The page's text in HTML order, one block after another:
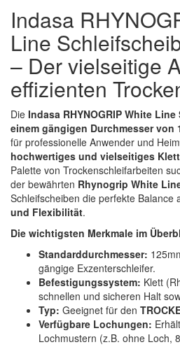
(1)
no-name
(1)
Novol
(3)
Prevost
(3)
Proma
(21)
Sia
(3)
Spectral
(5)
StarChem
Sundstrom
(4)
Troton
(2)
Wibeco
(1)
ZVG
Indasa
Line
– Der vielseitige
effizienten
Die Indasa RHYNOGRIP White
einem gängigen Durchmesser von
für professionelle Anwender und
hochwertiges und vielseitiges
Palette von Trockenschleifarbeiten
der bewährten Rhynogrip White
Schleifscheiben die perfekte Balance
und Flexibilität.
Die wichtigsten Merkmale im
Standarddurchmesser:
gängige Exzenterschleifer.
Befestigungssystem: Klett
schnellen und sicheren Halt
Typ: Geeignet für den
Verfügbare Lochungen:
Lochmustern (z.B. ohne Loch,